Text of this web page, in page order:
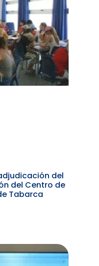
del
del Centro de
Tabarca